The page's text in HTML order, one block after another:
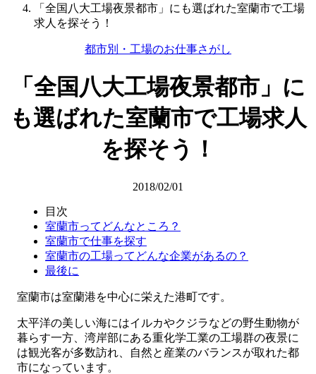
「全国八大工場夜景都市」にも選ばれた室蘭市で工場
求人を探そう！
都市別・工場のお仕事さがし
「全国八大工場夜景都市」に
も選ばれた室蘭市で工場求人
を探そう！
2018/02/01
目次
室蘭市ってどんなところ？
室蘭市で仕事を探す
室蘭市の工場ってどんな企業があるの？
最後に
室蘭市は室蘭港を中心に栄えた港町です。
太平洋の美しい海にはイルカやクジラなどの野生動物が
暮らす一方、湾岸部にある重化学工業の工場群の夜景に
は観光客が多数訪れ、自然と産業のバランスが取れた都
市になっています。